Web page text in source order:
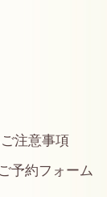
注意事項
ご予約フォーム